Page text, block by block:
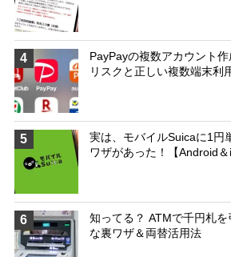
4
PayPayの複数アカウント
リスクと正しい複数端末利
5
実は、モバイルSuicaに1円
ワザがあった！【Android＆
6
知ってる？ ATMで千円札を
な裏ワザ＆両替活用法